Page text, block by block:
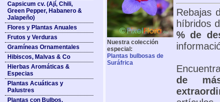
Capsicum cv. (Ají, Chili,
Green Pepper, Habanero &
Jalapeño)
Flores y Plantas Anuales
Frutos y Verduras
Gramíneas Ornamentales
Hibiscos, Malvas & Co
Hierbas Aromáticas &
Especias
Plantas Acuáticas y
Palustres
Plantas con Bulbos,
Nuestra colección
especial:
Plantas bulbosas de
Suráfrica
Rebajas
híbridos
% de
de